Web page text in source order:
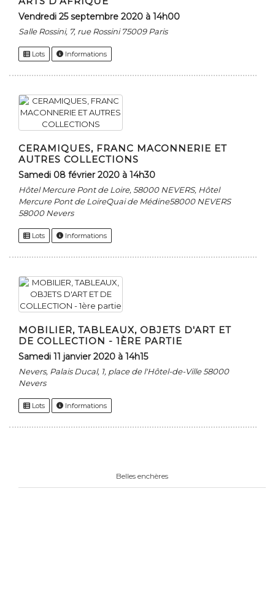
vendredi 25 septembre 2020 à 14h00
Salle Rossini, 7, rue Rossini 75009 Paris
Lots Informations
CERAMIQUES, FRANC MACONNERIE ET
AUTRES COLLECTIONS
samedi 08 février 2020 à 14h30
Hôtel Mercure Pont de Loire, 58000 NEVERS, Hôtel
Mercure Pont de LoireQuai de Médine58000 NEVERS
58000 Nevers
Lots Informations
MOBILIER, TABLEAUX, OBJETS D'ART ET
DE COLLECTION - 1ÈRE PARTIE
samedi 11 janvier 2020 à 14h15
Nevers, Palais Ducal, 1, place de l'Hôtel-de-Ville 58000
Nevers
Lots Informations
Belles enchères